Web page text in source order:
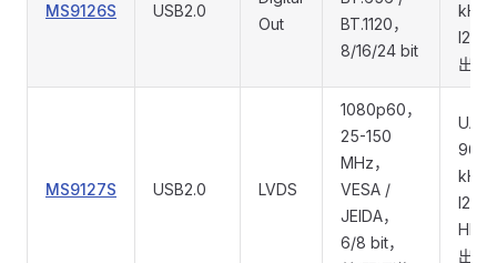
MS9126S USB2.0
Out
BT.1120，
8/16/24 bit
kHz
I2S
出
MS9127S USB2.0 LVDS
1080p60，
25-150
MHz，
VESA /
JEIDA，
6/8 bit，
UAC
96
kHz
I2S /
HD
出